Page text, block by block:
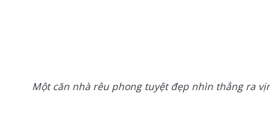
Một căn nhà rêu phong tuyệt đẹp nhìn thẳng ra